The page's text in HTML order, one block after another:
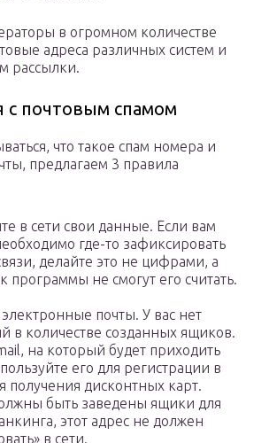
в огромном количестве
адреса различных систем и
рассылки.
с почтовым спамом
что такое спам номера и
предлагаем 3 правила
в сети свои данные. Если вам
где-то зафиксировать
делайте это не цифрами, а
программы не смогут его считать.
почты. У вас нет
в количестве созданных ящиков.
на который будет приходить
его для регистрации в
получения дисконтных карт.
быть заведены ящики для
этот адрес не должен
в сети.